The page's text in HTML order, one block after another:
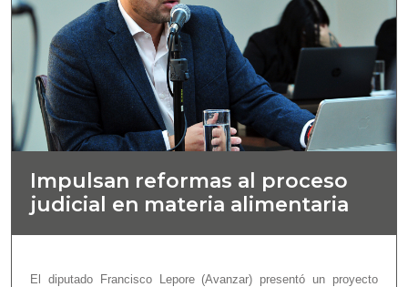
Impulsan reformas al proceso
judicial en materia alimentaria
El diputado Francisco Lepore (Avanzar) presentó un proyecto